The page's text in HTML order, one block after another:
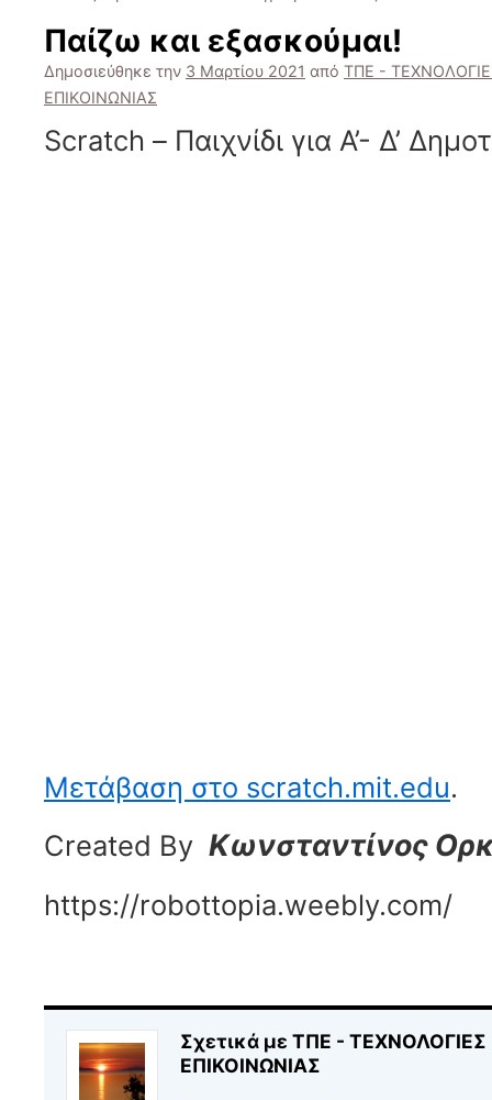
Παίζω και εξασκούμαι!
Δημοσιεύθηκε την 3 Μαρτίου 2021 από ΤΠΕ -
ΕΠΙΚΟΙΝΩΝΙΑΣ
Scratch – Παιχνίδι για Α’- Δ’
Μετάβαση στο scratch.mit.edu.
Created By Κωνσταντίνος
https://robottopia.weebly.com/
Σχετικά με ΤΠΕ -
ΕΠΙΚΟΙΝΩΝΙΑΣ